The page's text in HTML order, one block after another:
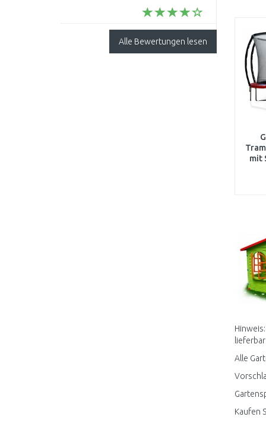
mit
Alle
Kaufen
Alle Bewertungen lesen